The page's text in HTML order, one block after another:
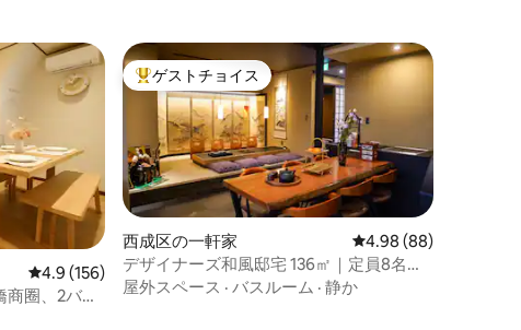
子・友人同士のご利用におすすめ。 「帰
ってきたような安心感」と、ゆったりし
た時間をお過ごしください。
レビュー156件、5つ星中4.9つ星の平均評価
4.9 (156)
圈、2バス
新装修のリ
大好評のゲストチョイスです。
ゲストチョイス
西成区の一軒家 レビュー88件、5つ星
4.98 (88)
デザイナーズ和風邸宅 136㎡｜定員8名｜
天下茶屋まで徒歩4分
屋外スペース · バスルーム · 静か